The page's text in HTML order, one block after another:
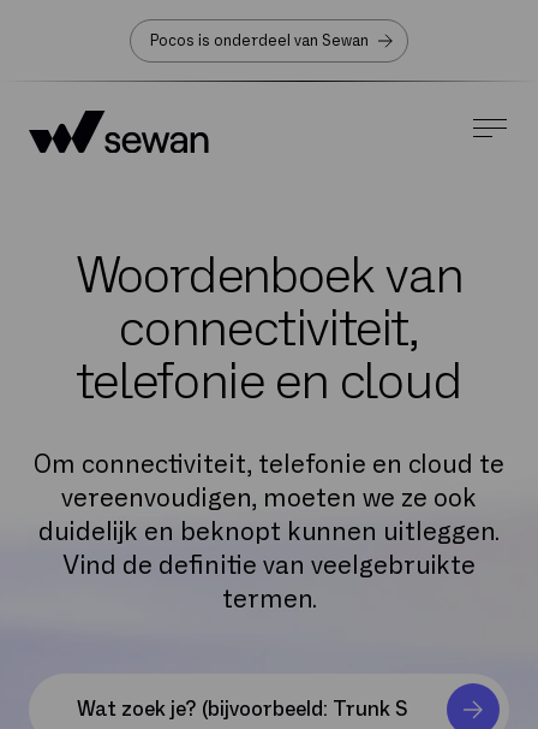
Pocos is onderdeel van Sewan
Woordenboek van
connectiviteit,
telefonie en cloud
Om connectiviteit, telefonie en cloud te
vereenvoudigen, moeten we ze ook
duidelijk en beknopt kunnen uitleggen.
Vind de definitie van veelgebruikte
termen.